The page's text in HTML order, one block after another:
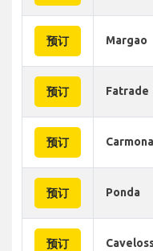
预订 Margao
预订 Fatrade
预订 Carmona
预订 Ponda
预订